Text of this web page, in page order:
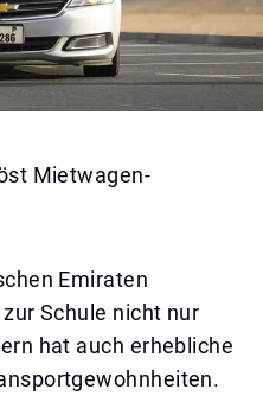
Mietwagen-
Emiraten
Schule nicht nur
hat auch erhebliche